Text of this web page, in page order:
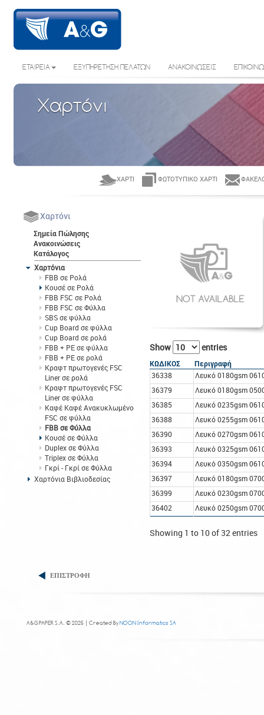
ΕΤΑΙΡΕΙΑ ΕΞΥΠΗΡΕΤΗΣΗ ΠΕΛΑΤΩΝ ΑΝΑΚΟΙΝΩΣΕΙΣ
Χαρτόνι
ΧΑΡΤΊ ΦΩΤΟΤΥΠΙΚΌ ΧΑΡΤΊ
Χαρτόνι
Σημεία Πώλησης
Ανακοινώσεις
Κατάλογος
Χαρτόνια
FBB σε Ρολά
Κουσέ σε Ρολά
FBB FSC σε Ρολά
FBB FSC σε Φύλλα
SBS σε φύλλα
Cup Board σε φύλλα
Cup Board σε ρολά
FBB + PE σε φύλλα
FBB + PE σε ρολά
Κραφτ πρωτογενές FSC
Liner σε ρολά
Κραφτ πρωτογενές FSC
Liner σε φύλλα
Καφέ Καφέ Ανακυκλωμένο
FSC σε φύλλα
FBB σε Φύλλα
Κουσέ σε Φύλλα
Duplex σε Φύλλα
Triplex σε Φύλλα
Γκρί - Γκρί σε Φύλλα
Χαρτόνια Βιβλιοδεσίας
Show entries
ΚΩΔΙΚΟΣ
Περιγραφή
36338
Λευκό 0180gsm
36379
Λευκό 0180gsm
36385
Λευκό 0235gsm
36388
Λευκό 0255gsm
36390
Λευκό 0270gsm
36393
Λευκό 0325gsm
36394
Λευκό 0350gsm
36397
Λευκό 0180gsm
36399
Λευκό 0230gsm
36402
Λευκό 0250gsm
Showing 1 to 10 of 32 entries
ΕΠΙΣΤΡΟΦΗ
A&G PAPER S.A. © 2025 | Created ByNOON Informatics SA